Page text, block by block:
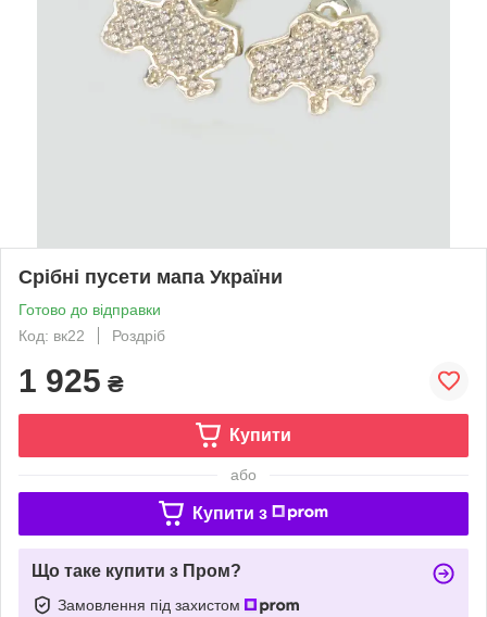
Срібні пусети мапа України
Готово до відправки
Код: вк22
Роздріб
1 925 ₴
Купити
або
Купити з
Що таке купити з Пром?
Замовлення під захистом